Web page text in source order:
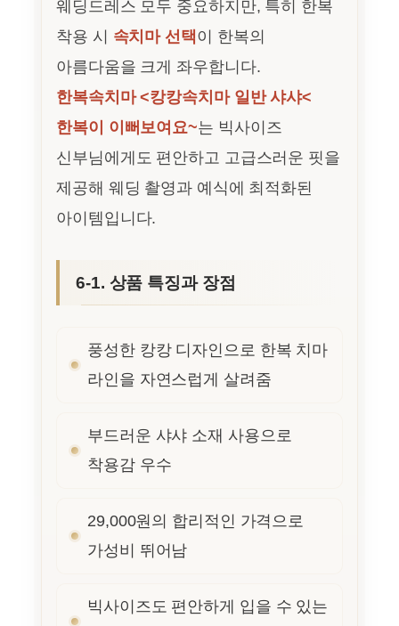
웨딩드레스 모두 중요하지만, 특히 한복
착용 시 속치마 선택이 한복의
아름다움을 크게 좌우합니다.
한복속치마 <캉캉속치마 일반 샤샤<
한복이 이뻐보여요~는 빅사이즈
신부님에게도 편안하고 고급스러운 핏을
제공해 웨딩 촬영과 예식에 최적화된
아이템입니다.
6-1. 상품 특징과 장점
풍성한 캉캉 디자인으로 한복 치마
라인을 자연스럽게 살려줌
부드러운 샤샤 소재 사용으로
착용감 우수
29,000원의 합리적인 가격으로
가성비 뛰어남
빅사이즈도 편안하게 입을 수 있는